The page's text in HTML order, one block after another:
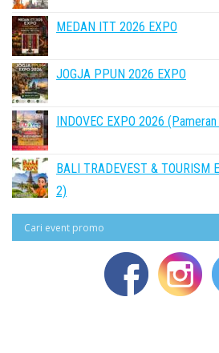
MEDAN ITT 2026 EXPO
JOGJA PPUN 2026 EXPO
INDOVEC EXPO 2026
BALI TRADEVEST & TOURISM
2)